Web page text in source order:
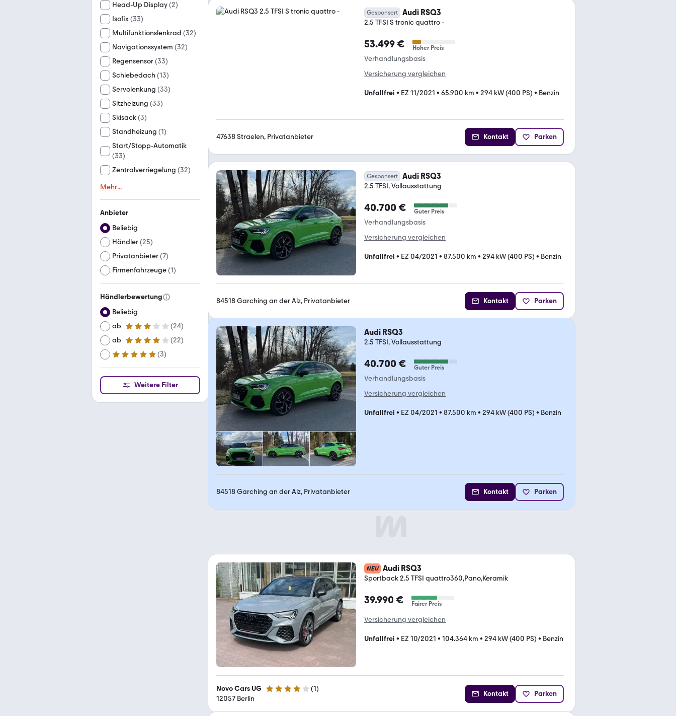
Head-Up Display(2)
Isofix(33)
Multifunktionslenkrad (32)
Navigationssystem (32)
Regensensor(33)
Schiebedach (13)
Servolenkung (33)
Sitzheizung (33)
Skisack(3)
Standheizung (1)
Start/Stopp-Automatik
(33)
Zentralverriegelung (32)
Mehr...
Anbieter
Beliebig
Händler(25)
Privatanbieter(7)
Firmenfahrzeuge(1)
Händlerbewertung
Beliebig
ab
3 Sterne (24)
ab
4 Sterne (22)
ab
5 Sterne (3)
Weitere Filter
Gesponsert Audi RSQ3
2.5 TFSI S tronic quattro -
53.499 € Hoher Preis
Verhandlungsbasis
Versicherung vergleichen
Unfallfrei • EZ 11/2021 • 65.900 km • 294 kW (400 PS) • Benzin
47638 Straelen, Privatanbieter Kontakt Parken
Gesponsert Audi RSQ3
2.5 TFSI, Vollausstattung
40.700 € Guter Preis
Verhandlungsbasis
Versicherung vergleichen
Unfallfrei • EZ 04/2021 • 87.500 km • 294 kW (400 PS) • Benzin
84518 Garching an der Alz, Privatanbieter Kontakt Parken
Audi RSQ3
2.5 TFSI, Vollausstattung
40.700 € Guter Preis
Verhandlungsbasis
Versicherung vergleichen
Unfallfrei • EZ 04/2021 • 87.500 km • 294 kW (400 PS) • Benzin
84518 Garching an der Alz, Privatanbieter Kontakt Parken
NEU Audi RSQ3
Sportback 2.5 TFSI quattro360,Pano,Keramik
39.990 € Fairer Preis
Versicherung vergleichen
Unfallfrei • EZ 10/2021 • 104.364 km • 294 kW (400 PS) • Benzin
Novo Cars UG 4 Sterne (1)
12057 Berlin
Kontakt Parken